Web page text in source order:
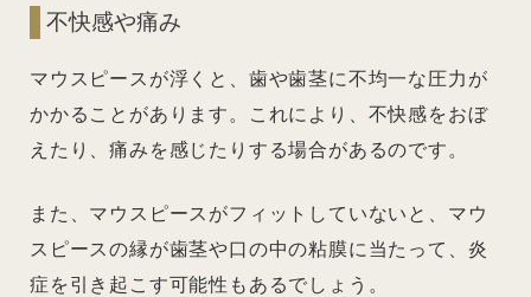
不快感や痛み
マウスピースが浮くと、歯や歯茎に不均一な圧力が
かかることがあります。これにより、不快感をおぼ
えたり、痛みを感じたりする場合があるのです。
また、マウスピースがフィットしていないと、マウ
スピースの縁が歯茎や口の中の粘膜に当たって、炎
症を引き起こす可能性もあるでしょう。